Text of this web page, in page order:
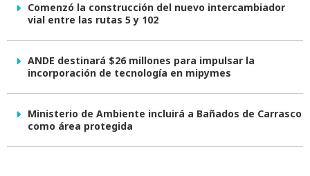
Comenzó la construcción del nuevo intercambiador
vial entre las rutas 5 y 102
ANDE destinará $26 millones para impulsar la
incorporación de tecnología en mipymes
Ministerio de Ambiente incluirá a Bañados de Carrasco
como área protegida